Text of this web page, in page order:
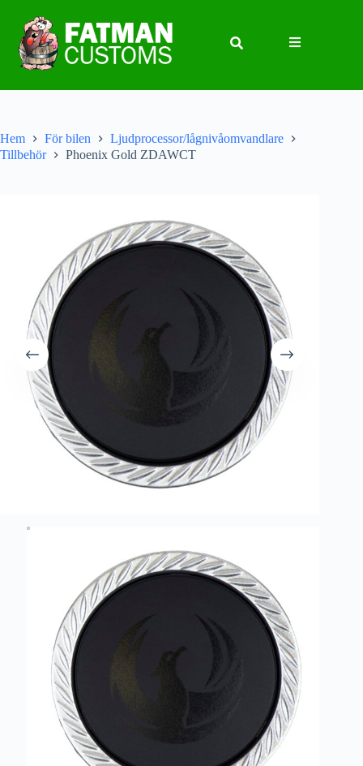
Hem För bilen
Ljudprocessor/lågnivåomvandlare
Tillbehör
Phoenix Gold ZDAWCT